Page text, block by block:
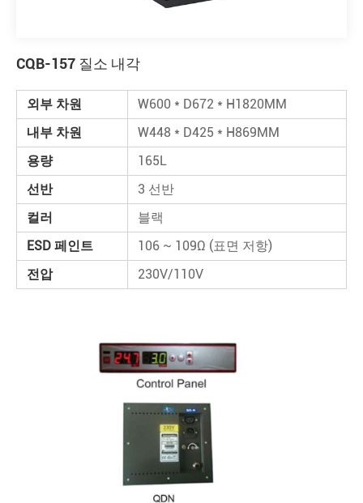
CQB-157 질소 내각
외부 차원
W600 * D672 * H1820MM
내부 차원
W448 * D425 * H869MM
용량
165L
선반
3 선반
컬러
블랙
ESD 페인트
106 ~ 109Ω (표면 저항)
전압
230V/110V